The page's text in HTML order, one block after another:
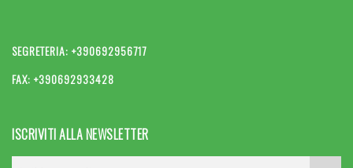
SEGRETERIA: +390692956717
FAX: +390692933428
ISCRIVITI ALLA NEWSLETTER